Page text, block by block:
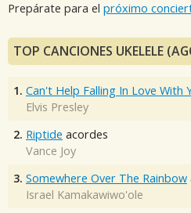
Prepárate para el próximo
TOP CANCIONES UKELELE
1. Can't Help Falling In Love With
Elvis Presley
2. Riptide acordes
Vance Joy
3. Somewhere Over The Rainbow
Israel Kamakawiwo'ole